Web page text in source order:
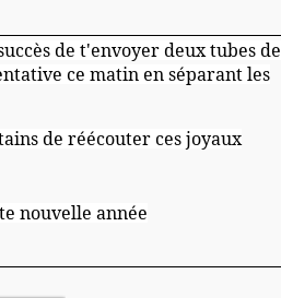
de t'envoyer deux tubes de
ce matin en séparant les
de réécouter ces joyaux
nouvelle année